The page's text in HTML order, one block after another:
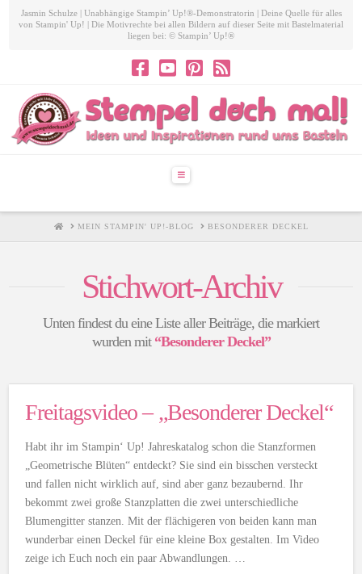
Jasmin Schulze | Unabhängige Stampin’ Up!®-Demonstratorin | Deine Quelle für alles
von Stampin' Up! | Die Motivrechte bei allen Bildern auf dieser Seite mit Bastelmaterial
liegen bei: © Stampin’ Up!®
Navigation
HOMEMEIN STAMPIN' UP!-BLOG BESONDERER DECKEL
Stichwort-Archiv
Unten findest du eine Liste aller Beiträge, die markiert
wurden mit “Besonderer Deckel”
Freitagsvideo – „Besonderer Deckel“
Habt ihr im Stampin‘ Up! Jahreskatalog schon die Stanzformen
„Geometrische Blüten“ entdeckt? Sie sind ein bisschen versteckt
und fallen nicht wirklich auf, sind aber ganz bezaubernd. Ihr
bekommt zwei große Stanzplatten die zwei unterschiedliche
Blumengitter stanzen. Mit der flächigeren von beiden kann man
wunderbar einen Deckel für eine kleine Box gestalten. Im Video
zeige ich Euch noch ein paar Abwandlungen. …